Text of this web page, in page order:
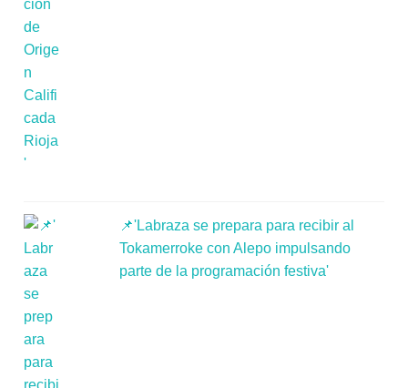
📌'Labraza se prepara para recibir al
Tokamerroke con Alepo impulsando
parte de la programación festiva'